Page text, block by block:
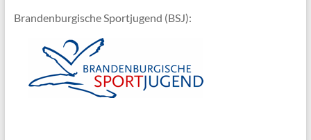
Brandenburgische Sportjugend (BSJ):